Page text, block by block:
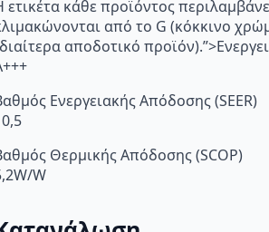
ετικέτα κάθε προϊόντος
από το G (κόκκινο
αποδοτικό
Ενεργειακής Απόδοσης (SEER)
Θερμικής Απόδοσης (SCOP)
W